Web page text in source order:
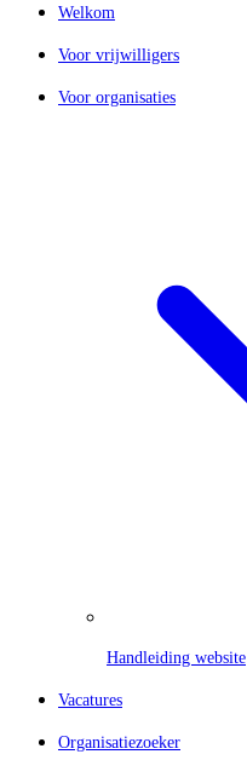
Welkom
Voor vrijwilligers
Voor organisaties
Handleiding website
Vacatures
Organisatiezoeker